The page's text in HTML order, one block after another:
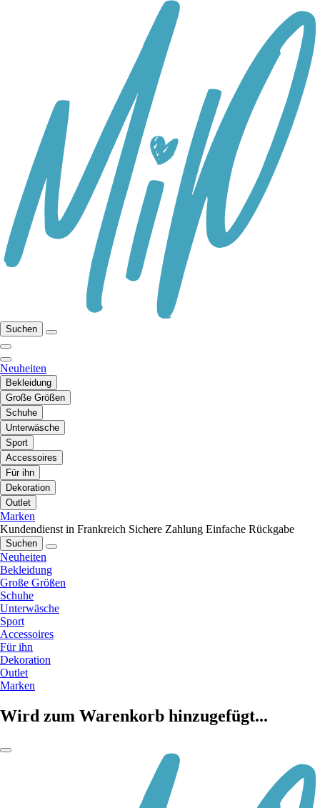
Suchen
Neuheiten
Bekleidung
Große Größen
Schuhe
Unterwäsche
Sport
Accessoires
Für ihn
Dekoration
Outlet
Marken
Kundendienst in Frankreich Sichere Zahlung Einfache Rückgabe
Suchen
Neuheiten
Bekleidung
Große Größen
Schuhe
Unterwäsche
Sport
Accessoires
Für ihn
Dekoration
Outlet
Marken
Wird zum Warenkorb hinzugefügt...